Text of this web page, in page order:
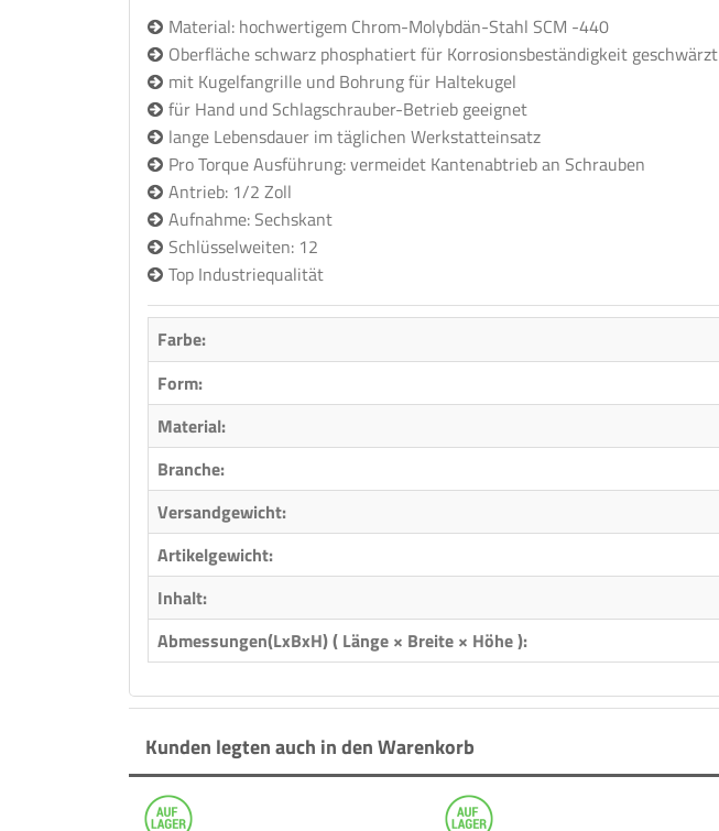
Material: hochwertigem Chrom-Molybdän-Stahl SCM -440
Oberfläche schwarz phosphatiert für Korrosionsbeständigkeit geschwärzt
mit Kugelfangrille und Bohrung für Haltekugel
für Hand und Schlagschrauber-Betrieb geeignet
lange Lebensdauer im täglichen Werkstatteinsatz
Pro Torque Ausführung: vermeidet Kantenabtrieb an Schrauben
Antrieb: 1/2 Zoll
Aufnahme: Sechskant
Schlüsselweiten: 12
Top Industriequalität
Farbe:
Form:
Material:
Branche:
Versandgewicht:
Artikelgewicht:
Inhalt:
Abmessungen(LxBxH) ( Länge × Breite × Höhe ):
Kunden legten auch in den Warenkorb